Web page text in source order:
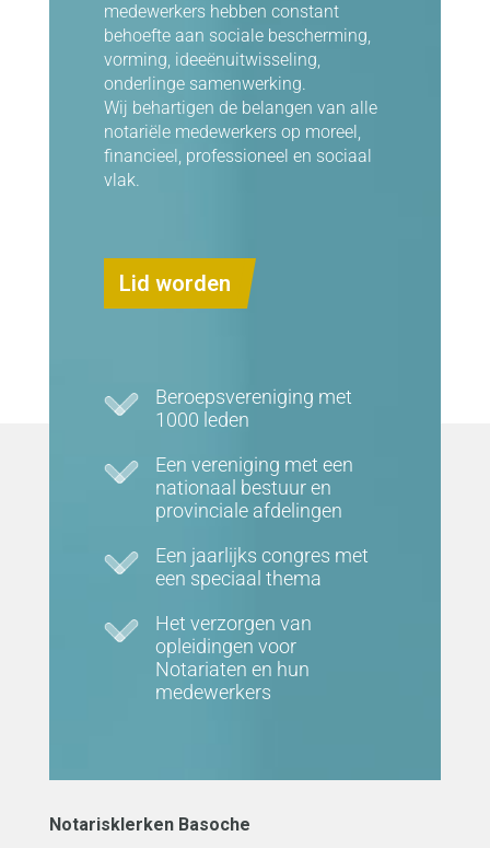
medewerkers hebben constant
behoefte aan sociale bescherming,
vorming, ideeënuitwisseling,
onderlinge samenwerking.
Wij behartigen de belangen van alle
notariële medewerkers op moreel,
financieel, professioneel en sociaal
vlak.
Lid worden
Beroepsvereniging met
1000 leden
Een vereniging met een
nationaal bestuur en
provinciale afdelingen
Een jaarlijks congres met
een speciaal thema
Het verzorgen van
opleidingen voor
Notariaten en hun
medewerkers
Notarisklerken Basoche